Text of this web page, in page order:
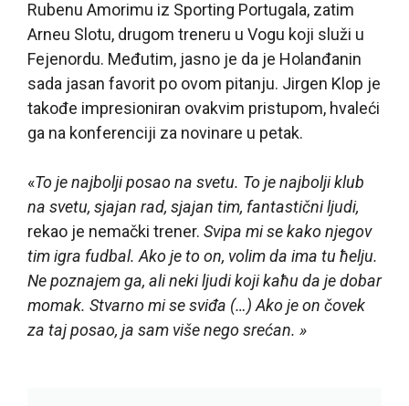
Rubenu Amorimu iz Sporting Portugala, zatim
Arneu Slotu, drugom treneru u Vogu koji služi u
Fejenordu. Međutim, jasno je da je Holanđanin
sada jasan favorit po ovom pitanju. Jirgen Klop je
takođe impresioniran ovakvim pristupom, hvaleći
ga na konferenciji za novinare u petak.
«To je najbolji posao na svetu. To je najbolji klub
na svetu, sjajan rad, sjajan tim, fantastični ljudi,
rekao je nemački trener. Sviрa mi se kako njegov
tim igra fudbal. Ako je to on, volim da ima tu ћelju.
Ne poznajem ga, ali neki ljudi koji kaћu da je dobar
momak. Stvarno mi se sviđa (…) Ako je on čovek
za taj posao, ja sam više nego srećan. »